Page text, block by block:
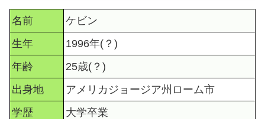
名前
ケビン
生年
1996年(？)
年齢
25歳(？)
出身地
アメリカジョージア州ローム市
学歴
大学卒業